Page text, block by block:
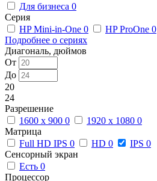
Для бизнеса 0
Серия
HP Mini-in-One 0 HP ProOne 0
Подробнее о сериях
Диагональ, дюймов
От
До
20
24
Разрешение
1600 x 900 0 1920 x 1080 0
Матрица
Full HD IPS 0 HD 0 IPS 0
Сенсорный экран
Есть 0
Процессор